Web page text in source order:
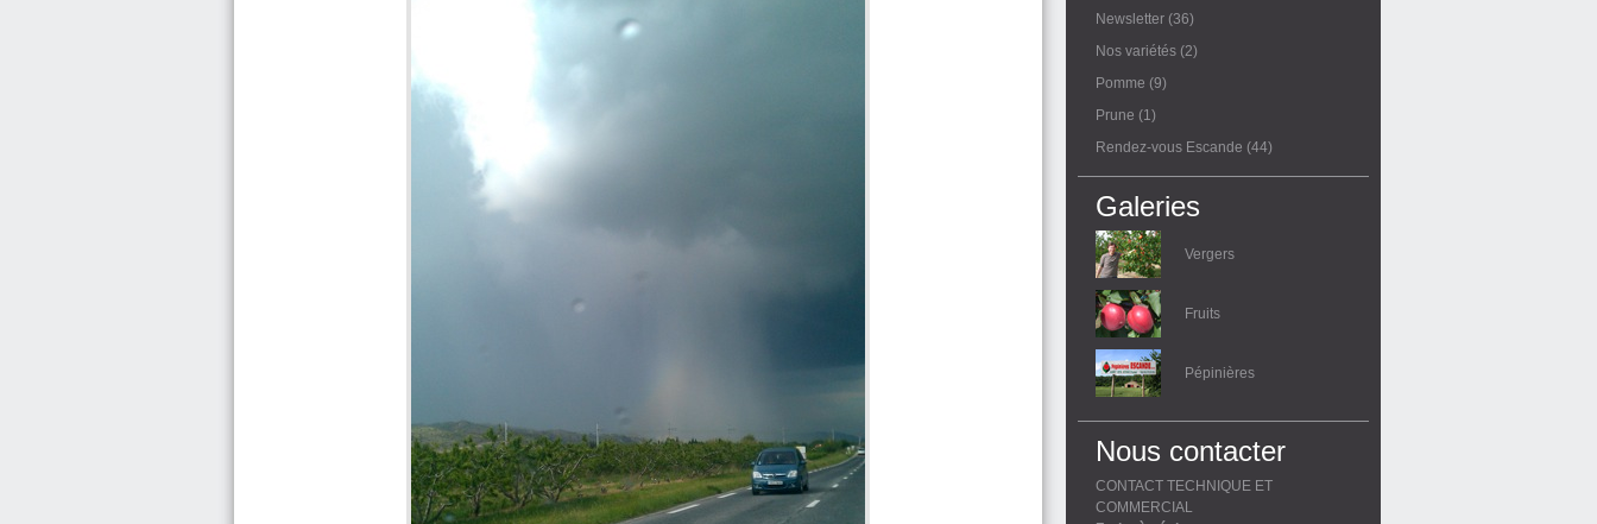
Newsletter (36)
Nos variétés (2)
Pomme (9)
Prune (1)
Rendez-vous Escande (44)
Galeries
Vergers
Fruits
Pépinières
Nous contacter
CONTACT TECHNIQUE ET
COMMERCIAL